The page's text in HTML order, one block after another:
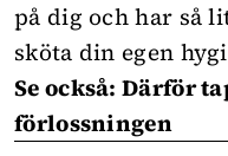
på dig och har så
sköta din egen
Se också: Därför
förlossningen